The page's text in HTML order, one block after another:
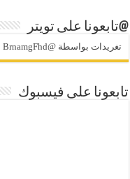
@تابعونا على تويتر
تغريدات بواسطة @BrnamgFhd
تابعونا على فيسبوك